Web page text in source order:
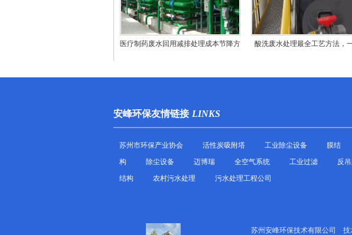
医疗制药废水回用减排处理成本节降方
酸洗废水处理最全工艺方法，
安峰环保友情链接 LINKS
苏州市环保产业协会 活性炭吸附塔 工业除尘设备
膜结
构
除尘设备 迈博瑞 全空气系统 工业过滤
反
结构
农村污水处理 污水处理工程公司
苏州安峰环保技术有限公司 技